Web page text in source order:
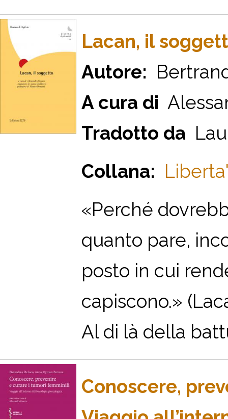
Lacan, il
Autore:
A cura di
Tradotto da
Collana:
«Perché
quanto pare,
posto in cui
capiscono.»
Al di là della
Conoscere,